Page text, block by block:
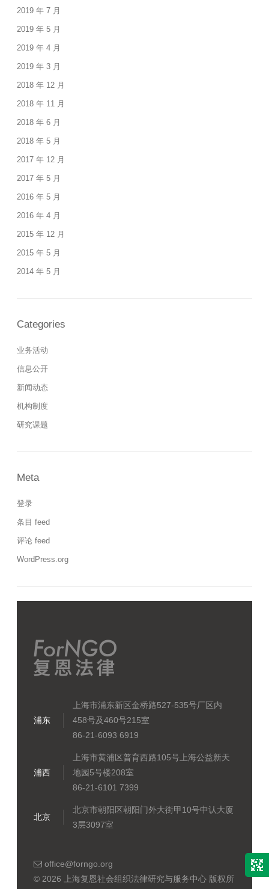
2019 年 7 月
2019 年 5 月
2019 年 4 月
2019 年 3 月
2018 年 12 月
2018 年 11 月
2018 年 6 月
2018 年 5 月
2017 年 12 月
2017 年 5 月
2016 年 5 月
2016 年 4 月
2015 年 12 月
2015 年 5 月
2014 年 5 月
Categories
业务活动
信息公开
新闻动态
机构制度
研究课题
Meta
登录
条目 feed
评论 feed
WordPress.org
浦东
上海市浦东新区金桥路527-535号厂区内
458号及460号215室
86-21-6093 6919
浦西
上海市黄浦区普育西路105号上海公益新天
地园5号楼208室
86-21-6101 7399
北京
北京市朝阳区朝阳门外大街甲10号中认大厦
3层3097室
office@forngo.org
© 2026 上海复恩社会组织法律研究与服务中心 版权所